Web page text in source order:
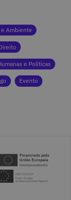
e Ambiente
e Políticas
Evento